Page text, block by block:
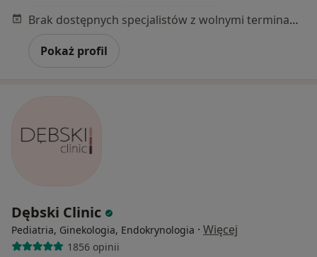
Brak dostępnych specjalistów z wolnymi terminami w tym centrum medycznym.
Pokaż profil
Dębski Clinic
Pediatria, Ginekologia, Endokrynologia · Więcej
1856 opinii